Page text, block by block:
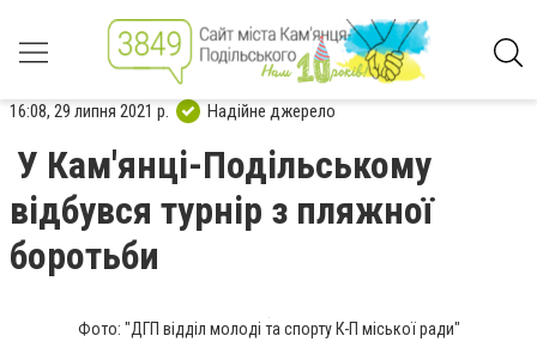
16:08, 29 липня 2021 р. Надійне джерело
У Кам'янці-Подільському
відбувся турнір з пляжної
боротьби
Фото: "ДГП відділ молоді та спорту К-П міської ради"